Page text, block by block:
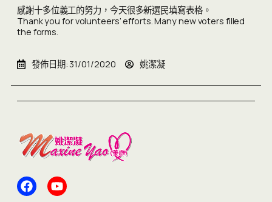
感謝十多位義工的努力，今天很多新選民填寫表格。
Thank you for volunteers’ efforts. Many new voters filled
the forms.
發佈日期: 31/01/2020 姚潔凝